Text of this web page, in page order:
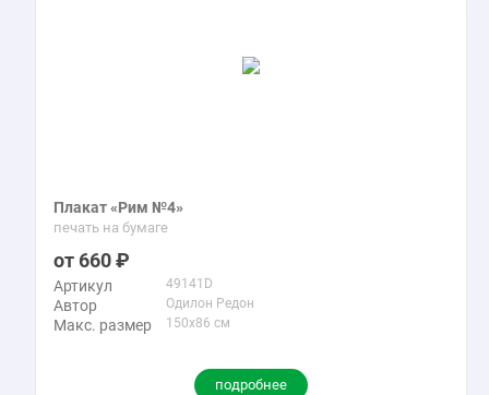
Плакат «Рим №4»
печать на бумаге
660
Артикул 49141D
Автор Одилон Редон
Макс. размер 150x86 см
подробнее